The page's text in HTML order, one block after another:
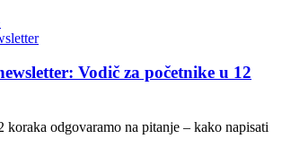
Vodič za početnike u 12
odgovaramo na pitanje – kako napisati